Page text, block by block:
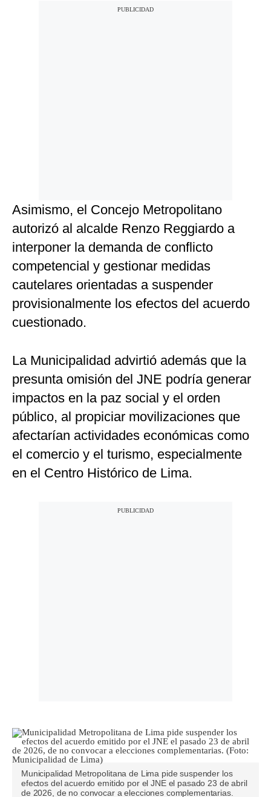
Asimismo, el Concejo Metropolitano
autorizó al alcalde Renzo Reggiardo a
interponer la demanda de conflicto
competencial y gestionar medidas
cautelares orientadas a suspender
provisionalmente los efectos del acuerdo
cuestionado.
La Municipalidad advirtió además que la
presunta omisión del JNE podría generar
impactos en la paz social y el orden
público, al propiciar movilizaciones que
afectarían actividades económicas como
el comercio y el turismo, especialmente
en el Centro Histórico de Lima.
Municipalidad Metropolitana de Lima pide suspender los
efectos del acuerdo emitido por el JNE el pasado 23 de abril
de 2026, de no convocar a elecciones complementarias.